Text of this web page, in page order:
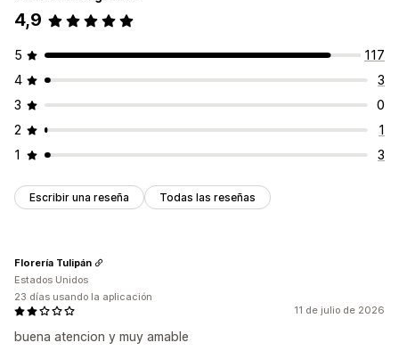
4,9
5
117
4
3
3
0
2
1
1
3
Escribir una reseña Todas las reseñas
11 de julio de 2026
buena atencion y muy amable
Florería Tulipán
Estados Unidos
23 días usando la aplicación